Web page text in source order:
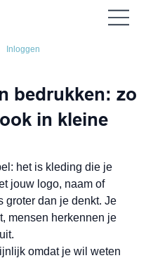
Inloggen
bedrukken: zo
in kleine
het is kleding die je
jouw logo, naam of
groter dan je denkt. Je
mensen herkennen je
omdat je wil weten